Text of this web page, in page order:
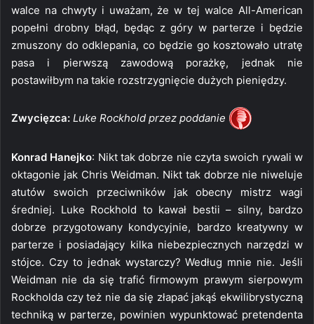
walce na chwyty i uważam, że w tej walce All-American
popełni drobny błąd, będąc z góry w parterze i będzie
zmuszony do odklepania, co będzie go kosztowało utratę
pasa i pierwszą zawodową porażkę, jednak nie
postawiłbym na takie rozstrzygnięcie dużych pieniędzy.
Zwycięzca: Luke Rockhold przez poddanie
Konrad Hanejko: Nikt tak dobrze nie czyta swoich rywali w
oktagonie jak Chris Weidman. Nikt tak dobrze nie niweluje
atutów swoich przeciwników jak obecny mistrz wagi
średniej. Luke Rockhold to kawał bestii – silny, bardzo
dobrze przygotowany kondycyjnie, bardzo kreatywny w
parterze i posiadający kilka niebezpiecznych narzędzi w
stójce. Czy to jednak wystarczy? Według mnie nie. Jeśli
Weidman nie da się trafić firmowym prawym sierpowym
Rockholda czy też nie da się złapać jakąś ekwilibrystyczną
techniką w parterze, powinien wypunktować pretendenta